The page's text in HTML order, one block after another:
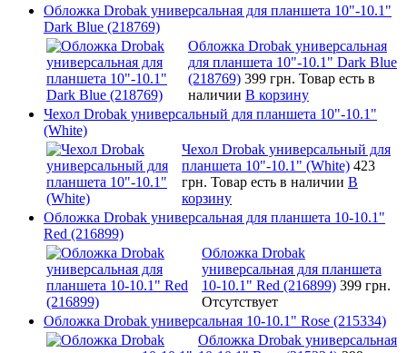
Обложка Drobak универсальная для планшета 10"-10.1"
Dark Blue (218769)
Обложка Drobak универсальная
для планшета 10"-10.1" Dark Blue
(218769) 399 грн. Товар есть в
наличии В корзину
Чехол Drobak универсальный для планшета 10"-10.1"
(White)
Чехол Drobak универсальный для
планшета 10"-10.1" (White) 423
грн. Товар есть в наличии В
корзину
Обложка Drobak универсальная для планшета 10-10.1"
Red (216899)
Обложка Drobak
универсальная для планшета
10-10.1" Red (216899) 399 грн.
Отсутствует
Обложка Drobak универсальная 10-10.1" Rose (215334)
Обложка Drobak универсальная